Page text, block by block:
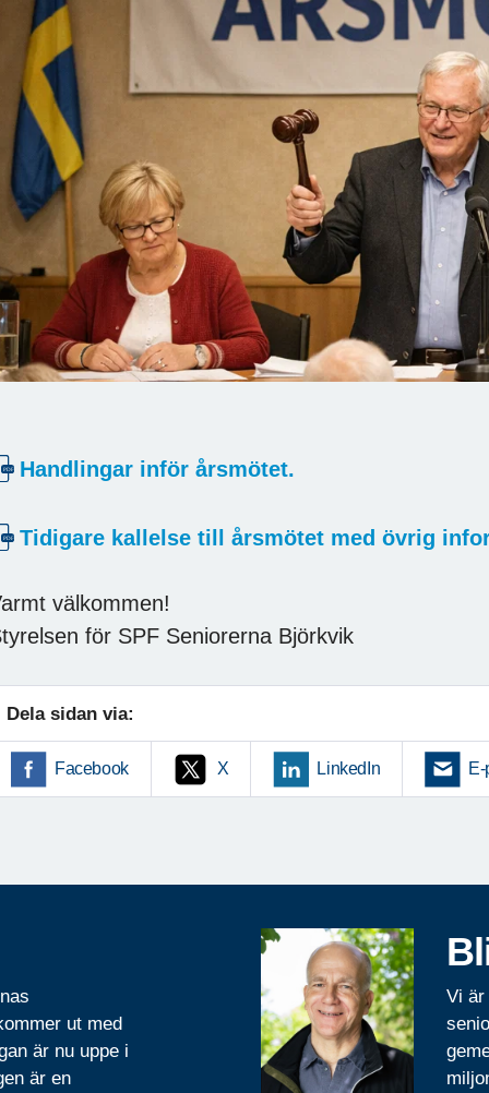
Handlingar inför årsmötet.
Tidigare kallelse till årsmötet med övrig
välkommen!
för SPF Seniorerna Björkvik
Dela sidan via:
Facebook X LinkedIn
ut med
är nu uppe i
är en
Vi är